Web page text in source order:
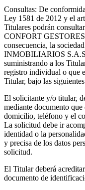
Consultas: De
Ley 1581 de 2012 y el
Titulares podrán
CONFORT
consecuencia, la
INMOBILIARIOS S.A.S,
suministrando a los
registro individual o que
Titular, bajo las
El solicitante y/o titular,
mediante documento
domicilio, teléfono y el
La solicitud debe ir
identidad o la
y precisa de los datos
solicitud.
El Titular deberá
documento de